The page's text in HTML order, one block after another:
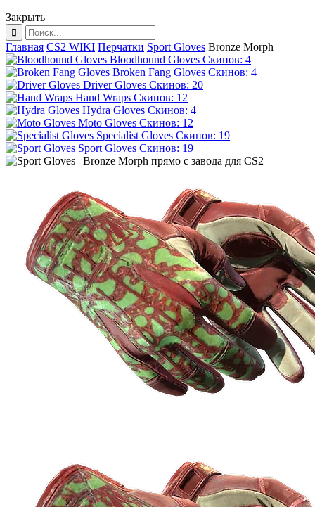
Закрыть
Главная CS2 WIKI Перчатки Sport Gloves Bronze Morph
Bloodhound Gloves Скинов: 4
Broken Fang Gloves Скинов: 4
Driver Gloves Скинов: 20
Hand Wraps Скинов: 12
Hydra Gloves Скинов: 4
Moto Gloves Скинов: 12
Specialist Gloves Скинов: 19
Sport Gloves Скинов: 19